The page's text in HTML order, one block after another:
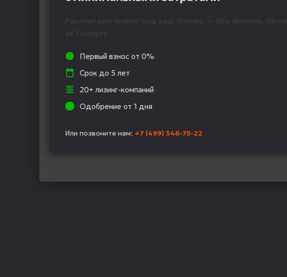
Рассчитаем лизинг под ваш бизнес — без звонков,
за 1 минуту
Первый взнос от 0%
Срок до 5 лет
20+ лизинг-компаний
Одобрение от 1 дня
Или позвоните нам: +7 (499) 346-75-22